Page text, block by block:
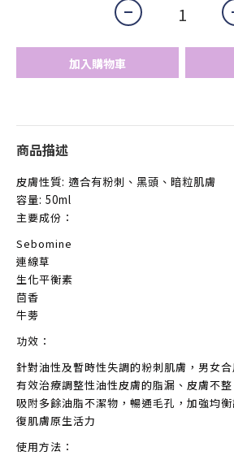
加入購物車
商品描述
皮膚性質: 適合有粉刺、黑頭、暗粒肌膚
容量: 50ml
主要成份：
Sebomine
連線草
生化平衡素
茴香
牛蒡
功效：
針對油性及暫時性失調的粉刺肌膚，男女合
有效治療調整性油性皮膚的脂漏、皮膚不
吸附多餘油脂不潔物，暢通毛孔，加強均
復肌膚原生活力
使用方法：